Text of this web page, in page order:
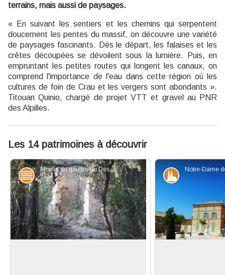
terrains, mais aussi de paysages.
« En suivant les sentiers et les chemins qui serpentent
doucement les pentes du massif, on découvre une variété
de paysages fascinants. Dès le départ, les falaises et les
crêtes découpées se dévoilent sous la lumière. Puis, en
empruntant les petites routes qui longent les canaux, on
comprend l'importance de l'eau dans cette région où les
cultures de foin de Crau et les vergers sont abondants ».
Titouan Quinio, chargé de projet VTT et gravel au PNR
des Alpilles.
Les 14 patrimoines à découvrir
Moulin du gaudre du Destet - ©Marianne Dispa - PNR Alpilles
Eaux et rivières Patrimoine